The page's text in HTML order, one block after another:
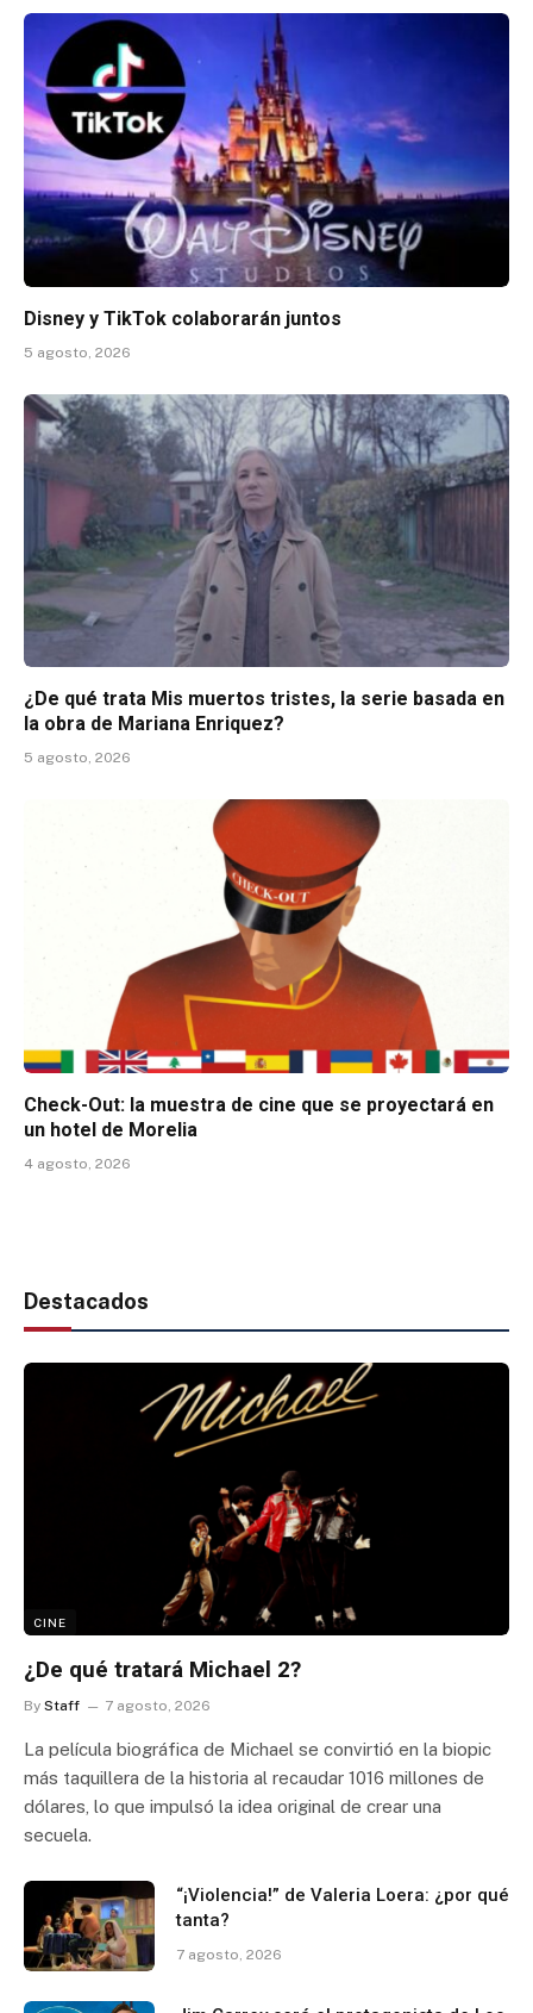
Disney y TikTok colaborarán juntos
5 agosto, 2026
¿De qué trata Mis muertos tristes, la serie basada en
la obra de Mariana Enriquez?
5 agosto, 2026
Check-Out: la muestra de cine que se proyectará en
un hotel de Morelia
4 agosto, 2026
Destacados
CINE
¿De qué tratará Michael 2?
By Staff 7 agosto, 2026
La película biográfica de Michael se convirtió en la biopic
más taquillera de la historia al recaudar 1016 millones de
dólares, lo que impulsó la idea original de crear una
secuela.
“¡Violencia!” de Valeria Loera: ¿por qué
tanta?
7 agosto, 2026